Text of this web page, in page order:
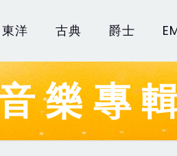
東洋 古典 爵士
樂專